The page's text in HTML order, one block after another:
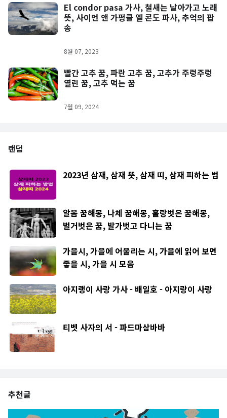
El condor pasa 가사, 철새는 날아가고 노래
뜻, 사이먼 앤 가펑클 엘 콘도 파사, 추억의 팝
송
8월 07, 2023
빨간 고추 꿈, 파란 고추 꿈, 고추가 주렁주렁
열린 꿈, 고추 먹는 꿈
7월 09, 2024
랜덤
2023년 삼재, 삼재 뜻, 삼재 띠, 삼재 피하는 법
알몸 꿈해몽, 나체 꿈해몽, 홀랑벗은 꿈해몽,
벌거벗은 꿈, 발가벗고 다니는 꿈
가을시, 가을에 어울리는 시, 가을에 읽어 보면
좋을 시, 가을 시 모음
아지랭이 사랑 가사 - 배일호 - 아지랑이 사랑
티벳 사자의 서 - 파드마삼바바
추천글